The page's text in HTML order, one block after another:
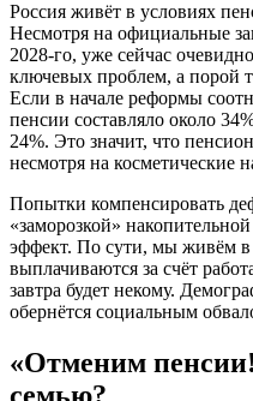
Россия живёт в условиях
Несмотря на официальные
2028-го, уже сейчас
ключевых проблем, а порой
Если в начале реформы
пенсии составляло около
24%. Это значит, что
несмотря на косметические
Попытки компенсировать
«заморозкой»
эффект. По сути, мы живём в
выплачиваются за счёт
завтра будет некому.
обернётся социальным
«Отменим